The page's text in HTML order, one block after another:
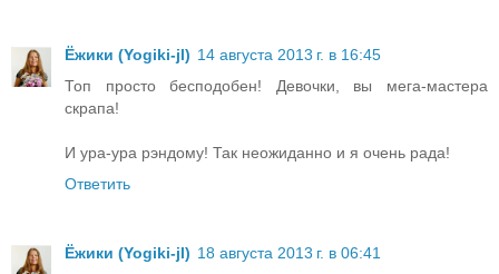
Ёжики (Yogiki-jl) 14 августа 2013 г. в 16:45
Топ просто бесподобен! Девочки, вы мега-мастера
скрапа!
И ура-ура рэндому! Так неожиданно и я очень рада!
Ответить
Ёжики (Yogiki-jl) 18 августа 2013 г. в 06:41